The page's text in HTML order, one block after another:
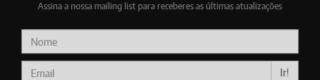
Assina a nossa mailing list para receberes as últimas atualizações
Ir!